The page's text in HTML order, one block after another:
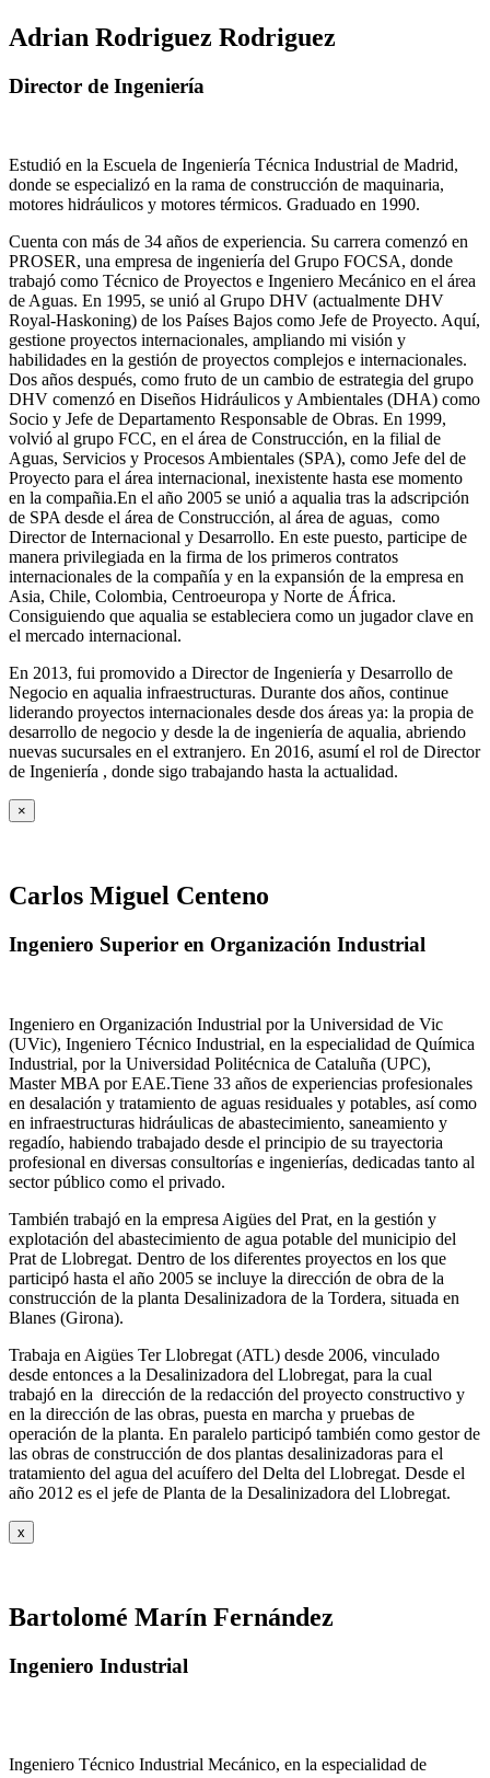
Adrian Rodriguez Rodriguez
Director de Ingeniería
Estudió en la Escuela de Ingeniería Técnica Industrial de Madrid,
donde se especializó en la rama de construcción de maquinaria,
motores hidráulicos y motores térmicos. Graduado en 1990.
Cuenta con más de 34 años de experiencia. Su carrera comenzó en
PROSER, una empresa de ingeniería del Grupo FOCSA, donde
trabajó como Técnico de Proyectos e Ingeniero Mecánico en el área
de Aguas. En 1995, se unió al Grupo DHV (actualmente DHV
Royal-Haskoning) de los Países Bajos como Jefe de Proyecto. Aquí,
gestione proyectos internacionales, ampliando mi visión y
habilidades en la gestión de proyectos complejos e internacionales.
Dos años después, como fruto de un cambio de estrategia del grupo
DHV comenzó en Diseños Hidráulicos y Ambientales (DHA) como
Socio y Jefe de Departamento Responsable de Obras. En 1999,
volvió al grupo FCC, en el área de Construcción, en la filial de
Aguas, Servicios y Procesos Ambientales (SPA), como Jefe del de
Proyecto para el área internacional, inexistente hasta ese momento
en la compañia.En el año 2005 se unió a aqualia tras la adscripción
de SPA desde el área de Construcción, al área de aguas, como
Director de Internacional y Desarrollo. En este puesto, participe de
manera privilegiada en la firma de los primeros contratos
internacionales de la compañía y en la expansión de la empresa en
Asia, Chile, Colombia, Centroeuropa y Norte de África.
Consiguiendo que aqualia se estableciera como un jugador clave en
el mercado internacional.
En 2013, fui promovido a Director de Ingeniería y Desarrollo de
Negocio en aqualia infraestructuras. Durante dos años, continue
liderando proyectos internacionales desde dos áreas ya: la propia de
desarrollo de negocio y desde la de ingeniería de aqualia, abriendo
nuevas sucursales en el extranjero. En 2016, asumí el rol de Director
de Ingeniería , donde sigo trabajando hasta la actualidad.
×
Carlos Miguel Centeno
Ingeniero Superior en Organización Industrial
Ingeniero en Organización Industrial por la Universidad de Vic
(UVic), Ingeniero Técnico Industrial, en la especialidad de Química
Industrial, por la Universidad Politécnica de Cataluña (UPC),
Master MBA por EAE.Tiene 33 años de experiencias profesionales
en desalación y tratamiento de aguas residuales y potables, así como
en infraestructuras hidráulicas de abastecimiento, saneamiento y
regadío, habiendo trabajado desde el principio de su trayectoria
profesional en diversas consultorías e ingenierías, dedicadas tanto al
sector público como el privado.
También trabajó en la empresa Aigües del Prat, en la gestión y
explotación del abastecimiento de agua potable del municipio del
Prat de Llobregat. Dentro de los diferentes proyectos en los que
participó hasta el año 2005 se incluye la dirección de obra de la
construcción de la planta Desalinizadora de la Tordera, situada en
Blanes (Girona).
Trabaja en Aigües Ter Llobregat (ATL) desde 2006, vinculado
desde entonces a la Desalinizadora del Llobregat, para la cual
trabajó en la dirección de la redacción del proyecto constructivo y
en la dirección de las obras, puesta en marcha y pruebas de
operación de la planta. En paralelo participó también como gestor de
las obras de construcción de dos plantas desalinizadoras para el
tratamiento del agua del acuífero del Delta del Llobregat. Desde el
año 2012 es el jefe de Planta de la Desalinizadora del Llobregat.
x
Bartolomé Marín Fernández
Ingeniero Industrial
Ingeniero Técnico Industrial Mecánico, en la especialidad de